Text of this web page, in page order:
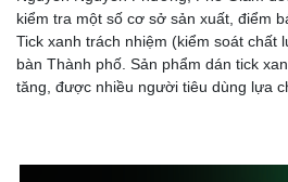
kiểm tra một số cơ sở sản xuất, điểm
Tick xanh trách nhiệm (kiểm soát chất
bàn Thành phố. Sản phẩm dán tick
tăng, được nhiều người tiêu dùng lựa